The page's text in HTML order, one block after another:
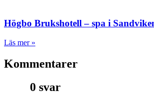
Högbo Brukshotell – spa i
Läs mer »
Kommentarer
0 svar